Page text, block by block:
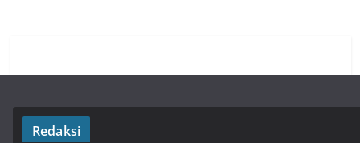
Redaksi